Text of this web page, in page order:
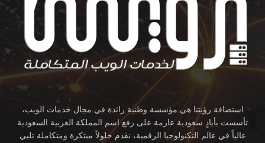
استضافة رؤيتنا هي مؤسسة وطنية رائدة في مجال خدمات الويب،
تأسست بأيادٍ سعودية عازمة على رفع اسم المملكة العربية السعودية
عالياً في عالم التكنولوجيا الرقمية، نقدم حلولاً مبتكرة ومتكاملة تلبي